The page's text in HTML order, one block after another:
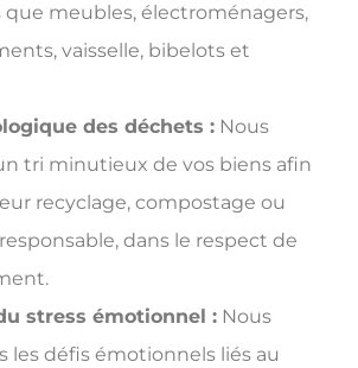
que meubles, électroménagers,
vaisselle, bibelots et
des déchets : Nous
tri minutieux de vos biens afin
recyclage, compostage ou
dans le respect de
stress émotionnel : Nous
les défis émotionnels liés au